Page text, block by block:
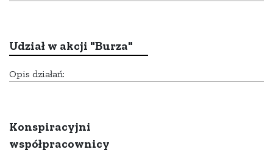
Udział w akcji "Burza"
Opis działań:
Konspiracyjni
współpracownicy